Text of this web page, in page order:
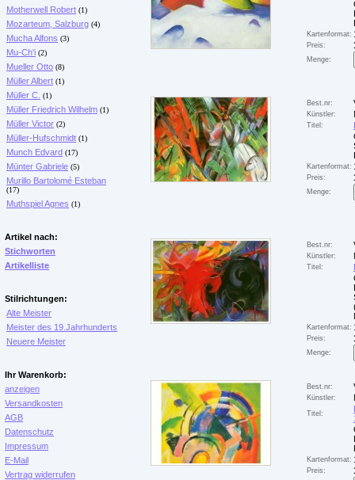
Motherwell Robert (1)
Mozarteum, Salzburg (4)
Mucha Alfons (3)
Mu-Ch'i (2)
Mueller Otto (8)
Müller Albert (1)
Müller C. (1)
Müller Friedrich Wilhelm (1)
Müller Victor (2)
Müller-Hufschmidt (1)
Munch Edvard (17)
Münter Gabriele (5)
Murillo Bartolomé Esteban
(17)
Muthspiel Agnes (1)
Artikel nach:
Stichworten
Artikelliste
Stilrichtungen:
Alte Meister
Meister des 19.Jahrhunderts
Neuere Meister
Ihr Warenkorb:
anzeigen
Versandkosten
AGB
Datenschutz
Impressum
E-Mail
Vertrag widerrufen
Kartenformat:
Preis:
Menge:
Best.nr:
Künstler:
Titel:
Kartenformat:
Preis:
Menge:
Best.nr:
Künstler:
Titel:
Kartenformat:
Preis:
Menge:
Best.nr:
Künstler:
Titel:
Kartenformat:
Preis: